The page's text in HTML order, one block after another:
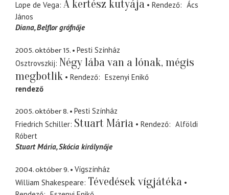
Lope de Vega A kertész kutyája Rendező
Ács
János
Diana Belflor grófnője
2005. október 15.
Pesti Színház
Osztrovszkij Négy lába van a lónak, mégis
megbotlik
Rendező
Eszenyi Enikő
rendező
2005. október 8.
Pesti Színház
Friedrich Schiller Stuart Mária Rendező
Alföldi
Róbert
Stuart Mária Skócia királynője
2004. október 9.
Vígszínház
William Shakespeare Tévedések vígjátéka